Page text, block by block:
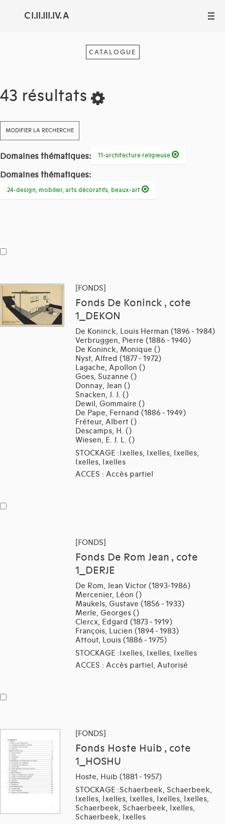
C I.II.III.IV. A III
CATALOGUE
43 résultats
MODIFIER LA RECHERCHE
Domaines thématiques: 11-architecture religieuse
Domaines thématiques:
24-design, mobilier, arts décoratifs, beaux-art
[FONDS]
Fonds De Koninck , cote
1_DEKON
De Koninck, Louis Herman (1896 - 1984)
Verbruggen, Pierre (1886 - 1940)
De Koninck, Monique ()
Nyst, Alfred (1877 - 1972)
Lagache, Apollon ()
Goes, Suzanne ()
Donnay, Jean ()
Snacken, J. J. ()
Dewil, Gommaire ()
De Pape, Fernand (1886 - 1949)
Fréteur, Albert ()
Descamps, H. ()
Wiesen, E. J. L. ()
STOCKAGE :Ixelles, Ixelles, Ixelles,
Ixelles, Ixelles
ACCES : Accès partiel
[FONDS]
Fonds De Rom Jean , cote
1_DERJE
De Rom, Jean Victor (1893-1986)
Mercenier, Léon ()
Maukels, Gustave (1856 - 1933)
Merle, Georges ()
Clercx, Edgard (1873 - 1919)
François, Lucien (1894 - 1983)
Attout, Louis (1886 - 1975)
STOCKAGE :Ixelles, Ixelles, Ixelles
ACCES : Accès partiel, Autorisé
[FONDS]
Fonds Hoste Huib , cote
1_HOSHU
Hoste, Huib (1881 - 1957)
STOCKAGE :Schaerbeek, Schaerbeek,
Ixelles, Ixelles, Ixelles, Ixelles, Ixelles,
Schaerbeek, Schaerbeek, Ixelles,
Schaerbeek, Ixelles